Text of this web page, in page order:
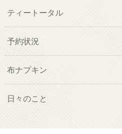
ティートータル
予約状況
布ナプキン
日々のこと